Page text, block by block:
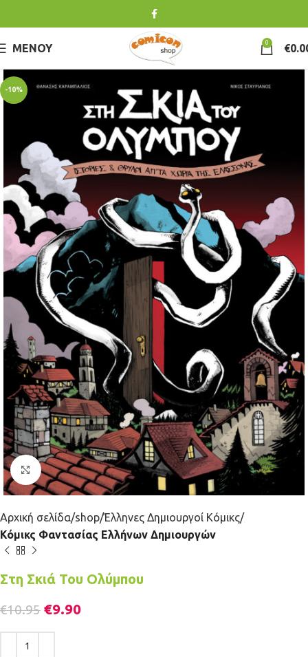
ΜΕΝΟΎ 0 €
-10%
Κλικ για μεγέθυνση
Αρχική σελίδα shop Έλληνες Δημιουργοί Κόμικς
Κόμικς Φαντασίας Ελλήνων Δημιουργών
Στη Σκιά Του Ολύμπου
€10.95 €9.90